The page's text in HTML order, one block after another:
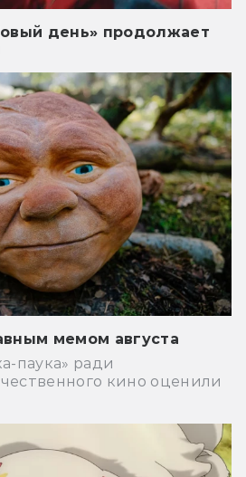
день» продолжает
мемом августа
паука» ради
кино оценили